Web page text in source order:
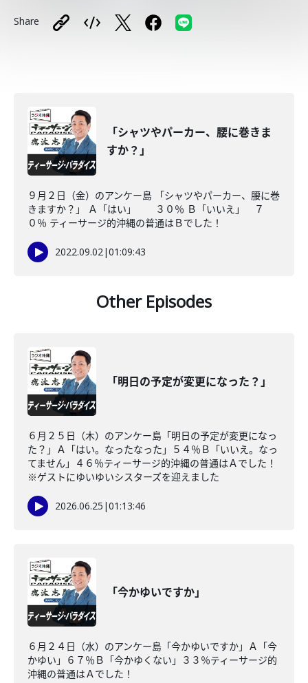
Share
「シャツやパーカー、腰に巻きま
すか？」
９月２日（金）のアンケー島 「シャツやパーカー、腰に巻
きますか？」 Ａ「はい」 ３０％ Ｂ「いいえ」 ７
０％ ティーサージ的沖縄の普通はＢでした！
2022.09.02|01:09:43
Other Episodes
「明日の予定が変更になった？」
６月２５日（木）のアンケー島「明日の予定が変更になっ
た？」Ａ「はい。なったなった」５４％Ｂ「いいえ。なっ
てません」４６％ティーサージ的沖縄の普通はＡでした！
※ゲストにゆいゆいシスターズを迎えました
2026.06.25 |01:13:46
「今かゆいですか」
６月２４日（水）のアンケー島「今かゆいですか」Ａ「今
かゆい」６７％Ｂ「今かゆくない」３３％ティーサージ的
沖縄の普通はＡでした！